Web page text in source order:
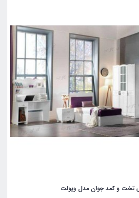
تخت و کمد جوان مدل ویولت